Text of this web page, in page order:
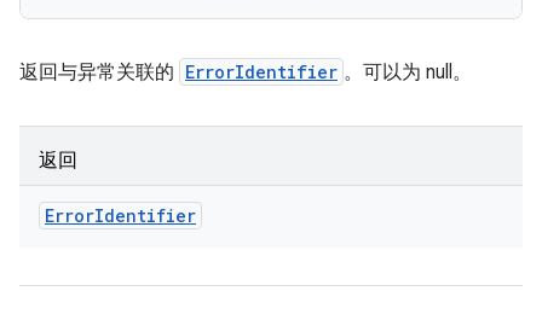
返回与异常关联的 ErrorIdentifier 。可以为 null。
返回
ErrorIdentifier